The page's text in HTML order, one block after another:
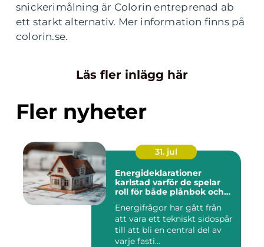
snickerimålning är Colorin entreprenad ab
ett starkt alternativ. Mer information finns på
colorin.se.
Läs fler inlägg här
Fler nyheter
31. jul
Energideklarationer
karlstad varför de spelar
roll för både plånbok och
Energifrågor har gått från
att vara ett tekniskt sidospår
till att bli en central del av
varje fasti...